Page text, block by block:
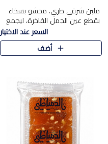
ملبن شرقي طري، محشو بسخاء
بقطع عين الجمل الفاخرة، ليجمع
بين القوام الناعم وقرمشة الجوز
في مذاق شرقي أصيل.
السعر عند الاختيار
أضف